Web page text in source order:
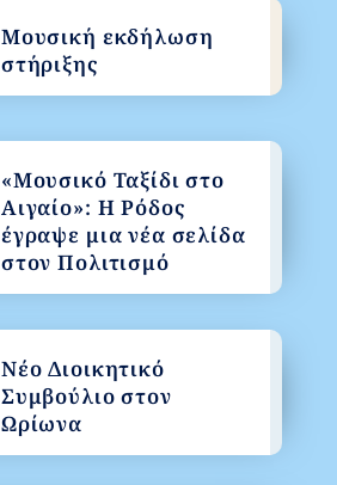
«Μουσικό Ταξίδι στο
Αιγαίο»: Η Ρόδος
έγραψε μια νέα σελίδα
στον Πολιτισμό
Νέο Διοικητικό
Συμβούλιο στον
Ωρίωνα
Μουσική εκδήλωση
στήριξης